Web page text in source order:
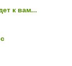
к вам...